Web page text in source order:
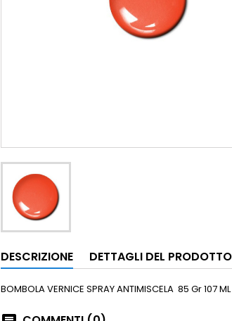
DESCRIZIONE DETTAGLI DEL PRODOTTO
BOMBOLA VERNICE SPRAY ANTIMISCELA 85 Gr 107